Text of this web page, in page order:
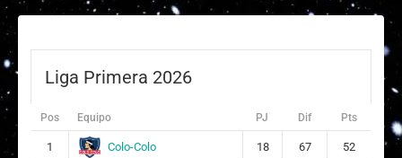
C Constanza Angelina Torres Rojas
17
Liga Primera 2026
Pos Equipo PJ Dif Pts
1 Colo-Colo 18 67 52